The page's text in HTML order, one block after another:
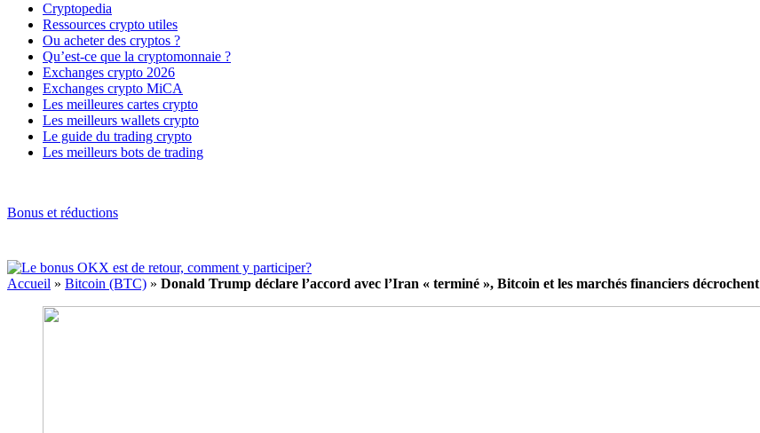
Cryptopedia
Ressources crypto utiles
Ou acheter des cryptos ?
Qu’est-ce que la cryptomonnaie ?
Exchanges crypto 2026
Exchanges crypto MiCA
Les meilleures cartes crypto
Les meilleurs wallets crypto
Le guide du trading crypto
Les meilleurs bots de trading
Bonus et réductions
Accueil » Bitcoin (BTC) » Donald Trump déclare l’accord avec l’Iran « terminé », Bitcoin et les marchés financiers décrochent